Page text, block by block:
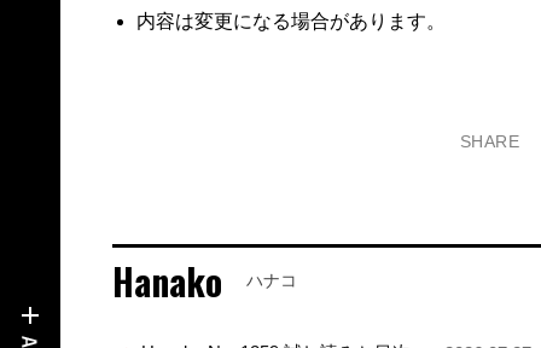
内容は変更になる場合があります。
SHARE
Hanako ハナコ